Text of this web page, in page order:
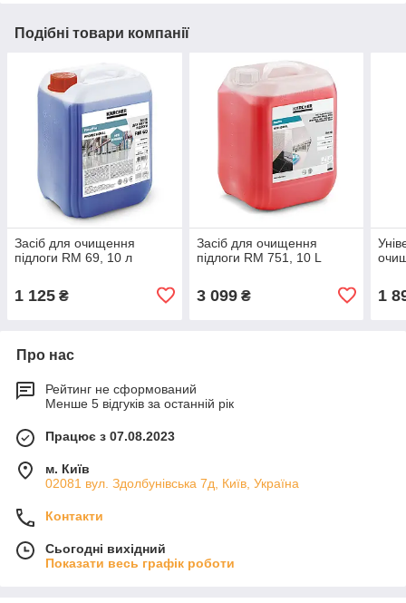
Подібні товари компанії
Засіб для очищення
підлоги RM 69, 10 л
1 125 ₴
Засіб для очищення
підлоги RM 751, 10 L
3 099₴ 1
Про нас
Рейтинг не сформований
Менше 5 відгуків за останній рік
Працює з 07.08.2023
м. Київ
02081 вул. Здолбунівська 7д, Київ, Україна
Контакти
Сьогодні вихідний
Показати весь графік роботи